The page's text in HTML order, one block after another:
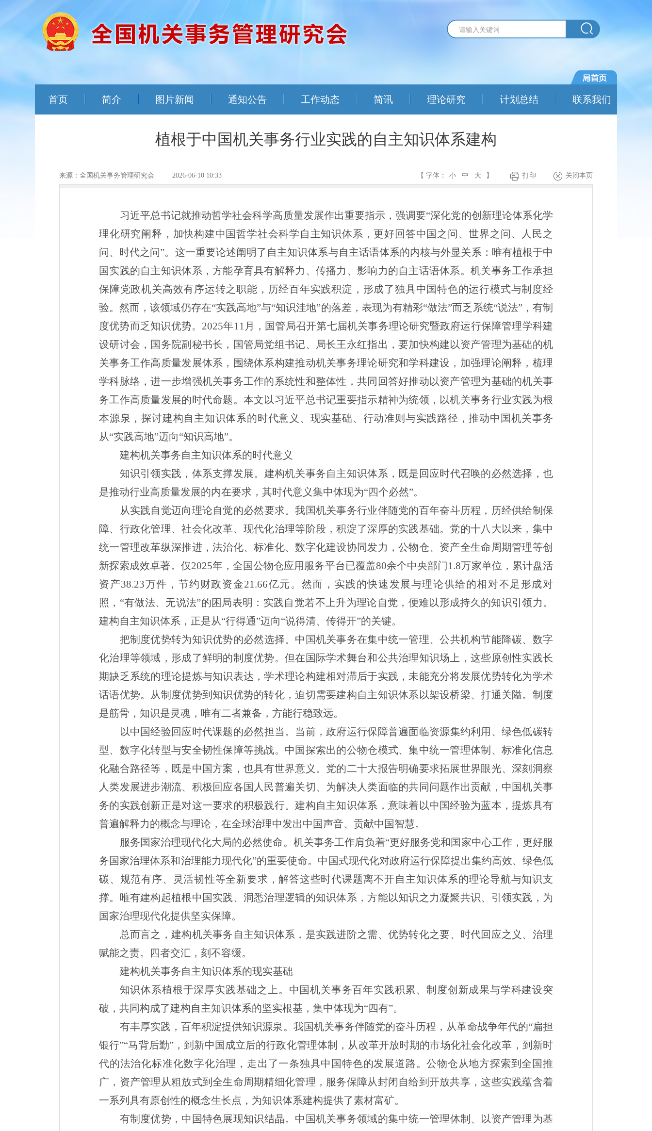
首页 简介 图片新闻 通知公告 工作动态 简讯 理论研究 计划总结 联系我们
植根于中国机关事务行业实践的自主知识体系建构
来源：全国机关事务管理研究会 2026-06-10 10:33 关闭本页
打印
【 字体： 小 中 大 】
习近平总书记就推动哲学社会科学高质量发展作出重要指示，强调要“深化党的创新理论体系化学
理化研究阐释，加快构建中国哲学社会科学自主知识体系，更好回答中国之问、世界之问、人民之
问、时代之问”。这一重要论述阐明了自主知识体系与自主话语体系的内核与外显关系：唯有植根于中
国实践的自主知识体系，方能孕育具有解释力、传播力、影响力的自主话语体系。机关事务工作承担
保障党政机关高效有序运转之职能，历经百年实践积淀，形成了独具中国特色的运行模式与制度经
验。然而，该领域仍存在“实践高地”与“知识洼地”的落差，表现为有精彩“做法”而乏系统“说法”，有制
度优势而乏知识优势。 2025年11 月，国管局召开第七届机关事务理论研究暨政府运行保障管理学科建
设研讨会，国务院副秘书长，国管局党组书记、局长王永红指出，要加快构建以资产管理为基础的机
关事务工作高质量发展体系，围绕体系构建推动机关事务理论研究和学科建设，加强理论阐释，梳理
学科脉络，进一步增强机关事务工作的系统性和整体性，共同回答好推动以资产管理为基础的机关事
务工作高质量发展的时代命题。本文以习近平总书记重要指示精神为统领，以机关事务行业实践为根
本源泉，探讨建构自主知识体系的时代意义、现实基础、行动准则与实践路径，推动中国机关事务
从“实践高地”迈向“知识高地”。
建构机关事务自主知识体系的时代意义
知识引领实践，体系支撑发展。建构机关事务自主知识体系，既是回应时代召唤的必然选择，也
是推动行业高质量发展的内在要求，其时代意义集中体现为“四个必然”。
从实践自觉迈向理论自觉的必然要求。我国机关事务行业伴随党的百年奋斗历程，历经供给制保
障、行政化管理、社会化改革、现代化治理等阶段，积淀了深厚的实践基础。党的十八大以来，集中
统一管理改革纵深推进，法治化、标准化、数字化建设协同发力，公物仓、资产全生命周期管理等创
新探索成效卓著。仅2025年，全国公物仓应用服务平台已覆盖80余个中央部门1.8万家单位，累计盘活
资产38.23万件，节约财政资金21.66亿元。然而，实践的快速发展与理论供给的相对不足形成对
照，“有做法、无说法”的困局表明：实践自觉若不上升为理论自觉，便难以形成持久的知识引领力。
建构自主知识体系，正是从“行得通”迈向“说得清、传得开”的关键。
把制度优势转为知识优势的必然选择。中国机关事务在集中统一管理、公共机构节能降碳、数字
化治理等领域，形成了鲜明的制度优势。但在国际学术舞台和公共治理知识场上，这些原创性实践长
期缺乏系统的理论提炼与知识表达，学术理论构建相对滞后于实践，未能充分将发展优势转化为学术
话语优势。从制度优势到知识优势的转化，迫切需要建构自主知识体系以架设桥梁、打通关隘。制度
是筋骨，知识是灵魂，唯有二者兼备，方能行稳致远。
以中国经验回应时代课题的必然担当。当前，政府运行保障普遍面临资源集约利用、绿色低碳转
型、数字化转型与安全韧性保障等挑战。中国探索出的公物仓模式、集中统一管理体制、标准化信息
化融合路径等，既是中国方案，也具有世界意义。党的二十大报告明确要求拓展世界眼光、深刻洞察
人类发展进步潮流、积极回应各国人民普遍关切、为解决人类面临的共同问题作出贡献，中国机关事
务的实践创新正是对这一要求的积极践行。建构自主知识体系，意味着以中国经验为蓝本，提炼具有
普遍解释力的概念与理论，在全球治理中发出中国声音、贡献中国智慧。
服务国家治理现代化大局的必然使命。机关事务工作肩负着“更好服务党和国家中心工作，更好服
务国家治理体系和治理能力现代化”的重要使命。中国式现代化对政府运行保障提出集约高效、绿色低
碳、规范有序、灵活韧性等全新要求，解答这些时代课题离不开自主知识体系的理论导航与知识支
撑。唯有建构起植根中国实践、洞悉治理逻辑的知识体系，方能以知识之力凝聚共识、引领实践，为
国家治理现代化提供坚实保障。
总而言之，建构机关事务自主知识体系，是实践进阶之需、优势转化之要、时代回应之义、治理
赋能之责。四者交汇，刻不容缓。
建构机关事务自主知识体系的现实基础
知识体系植根于深厚实践基础之上。中国机关事务百年实践积累、制度创新成果与学科建设突
破，共同构成了建构自主知识体系的坚实根基，集中体现为“四有”。
有丰厚实践，百年积淀提供知识源泉。我国机关事务伴随党的奋斗历程，从革命战争年代的“扁担
银行”“马背后勤”，到新中国成立后的行政化管理体制，从改革开放时期的市场化社会化改革，到新时
代的法治化标准化数字化治理，走出了一条独具中国特色的发展道路。公物仓从地方探索到全国推
广，资产管理从粗放式到全生命周期精细化管理，服务保障从封闭自给到开放共享，这些实践蕴含着
一系列具有原创性的概念生长点，为知识体系建构提供了素材富矿。
有制度优势，中国特色展现知识结晶。中国机关事务领域的集中统一管理体制、以资产管理为基